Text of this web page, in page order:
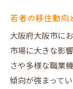
若者の移住動向
大阪府大阪市に
市場に大きな影
さや多様な職業
傾向が強まって